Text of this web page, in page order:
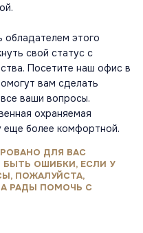
обладателем этого
свой статус с
Посетите наш офис в
вам сделать
ваши вопросы.
охраняемая
еще более комфортной.
ДЛЯ ВАС
БЫТЬ ОШИБКИ, ЕСЛИ У
ПОЖАЛУЙСТА,
РАДЫ ПОМОЧЬ С